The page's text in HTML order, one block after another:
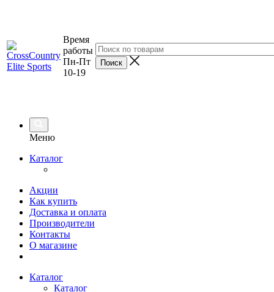
Время
работы
Пн-Пт
10-19
Меню
Каталог
Акции
Как купить
Доставка и оплата
Производители
Контакты
О магазине
Каталог
Каталог